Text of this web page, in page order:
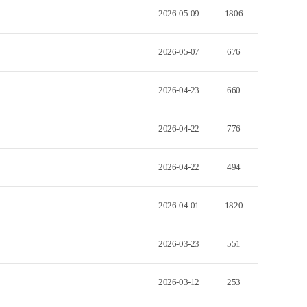
2026-05-09 1806
2026-05-07 676
2026-04-23 660
2026-04-22 776
2026-04-22 494
2026-04-01 1820
2026-03-23 551
2026-03-12 253